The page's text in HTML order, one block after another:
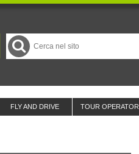
FLY AND DRIVE TOUR OPERATOR